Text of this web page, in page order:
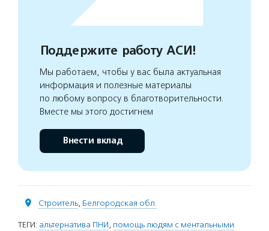
Поддержите работу АСИ!
Мы работаем, чтобы у вас была актуальная
информация и полезные материалы
по любому вопросу в благотворительности.
Вместе мы этого достигнем
Внести вклад
Строитель, Белгородская обл.
ТЕГИ: альтернатива ПНИ, помощь людям с ментальными